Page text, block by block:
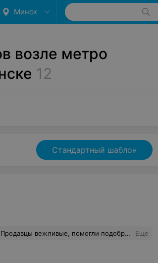
Минск
возле метро
12
Стандартный шаблон
корпусом и белым ремешком. Смотрятся очень элегантно, подходят к платью и даже к деловому костюму. Еще